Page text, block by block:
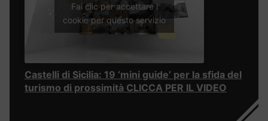
Fai clic per accettare i
cookie per questo servizio
Castelli di Sicilia: 19 ‘mini guide’ per la sfida del
turismo di prossimità CLICCA PER IL VIDEO